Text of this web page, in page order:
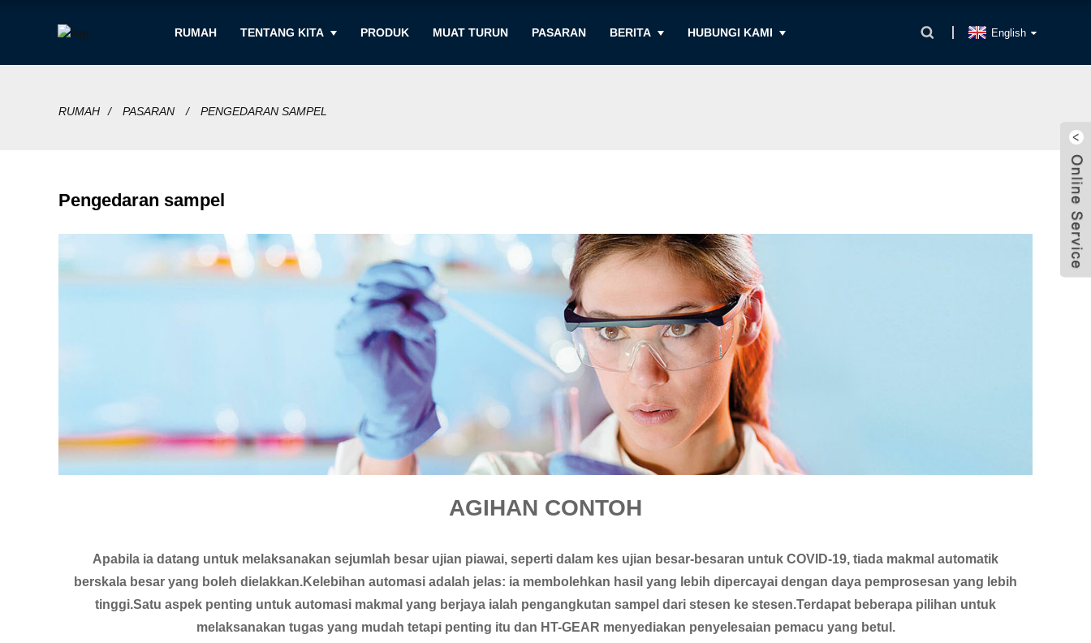
RUMAH TENTANG KITA PRODUK MUAT TURUN PASARAN BERITA HUBUNGI KAMI English
RUMAH PASARAN PENGEDARAN SAMPEL
Pengedaran sampel
AGIHAN CONTOH
Apabila ia datang untuk melaksanakan sejumlah besar ujian piawai, seperti dalam kes ujian besar-besaran untuk COVID-19, tiada makmal automatik
berskala besar yang boleh dielakkan.Kelebihan automasi adalah jelas: ia membolehkan hasil yang lebih dipercayai dengan daya pemprosesan yang lebih
tinggi.Satu aspek penting untuk automasi makmal yang berjaya ialah pengangkutan sampel dari stesen ke stesen.Terdapat beberapa pilihan untuk
melaksanakan tugas yang mudah tetapi penting itu dan HT-GEAR menyediakan penyelesaian pemacu yang betul.